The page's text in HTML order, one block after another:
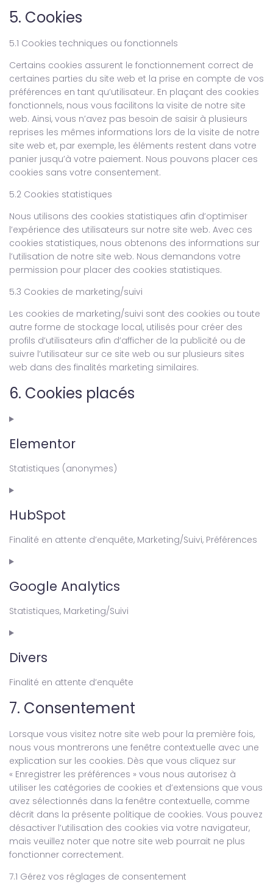
5. Cookies
5.1 Cookies techniques ou fonctionnels
Certains cookies assurent le fonctionnement correct de
certaines parties du site web et la prise en compte de vos
préférences en tant qu’utilisateur. En plaçant des cookies
fonctionnels, nous vous facilitons la visite de notre site
web. Ainsi, vous n’avez pas besoin de saisir à plusieurs
reprises les mêmes informations lors de la visite de notre
site web et, par exemple, les éléments restent dans votre
panier jusqu’à votre paiement. Nous pouvons placer ces
cookies sans votre consentement.
5.2 Cookies statistiques
Nous utilisons des cookies statistiques afin d’optimiser
l’expérience des utilisateurs sur notre site web. Avec ces
cookies statistiques, nous obtenons des informations sur
l’utilisation de notre site web. Nous demandons votre
permission pour placer des cookies statistiques.
5.3 Cookies de marketing/suivi
Les cookies de marketing/suivi sont des cookies ou toute
autre forme de stockage local, utilisés pour créer des
profils d’utilisateurs afin d’afficher de la publicité ou de
suivre l’utilisateur sur ce site web ou sur plusieurs sites
web dans des finalités marketing similaires.
6. Cookies placés
Elementor
Statistiques (anonymes)
HubSpot
Finalité en attente d’enquête, Marketing/Suivi, Préférences
Google Analytics
Statistiques, Marketing/Suivi
Divers
Finalité en attente d’enquête
7. Consentement
Lorsque vous visitez notre site web pour la première fois,
nous vous montrerons une fenêtre contextuelle avec une
explication sur les cookies. Dès que vous cliquez sur
« Enregistrer les préférences » vous nous autorisez à
utiliser les catégories de cookies et d’extensions que vous
avez sélectionnés dans la fenêtre contextuelle, comme
décrit dans la présente politique de cookies. Vous pouvez
désactiver l’utilisation des cookies via votre navigateur,
mais veuillez noter que notre site web pourrait ne plus
fonctionner correctement.
7.1 Gérez vos réglages de consentement